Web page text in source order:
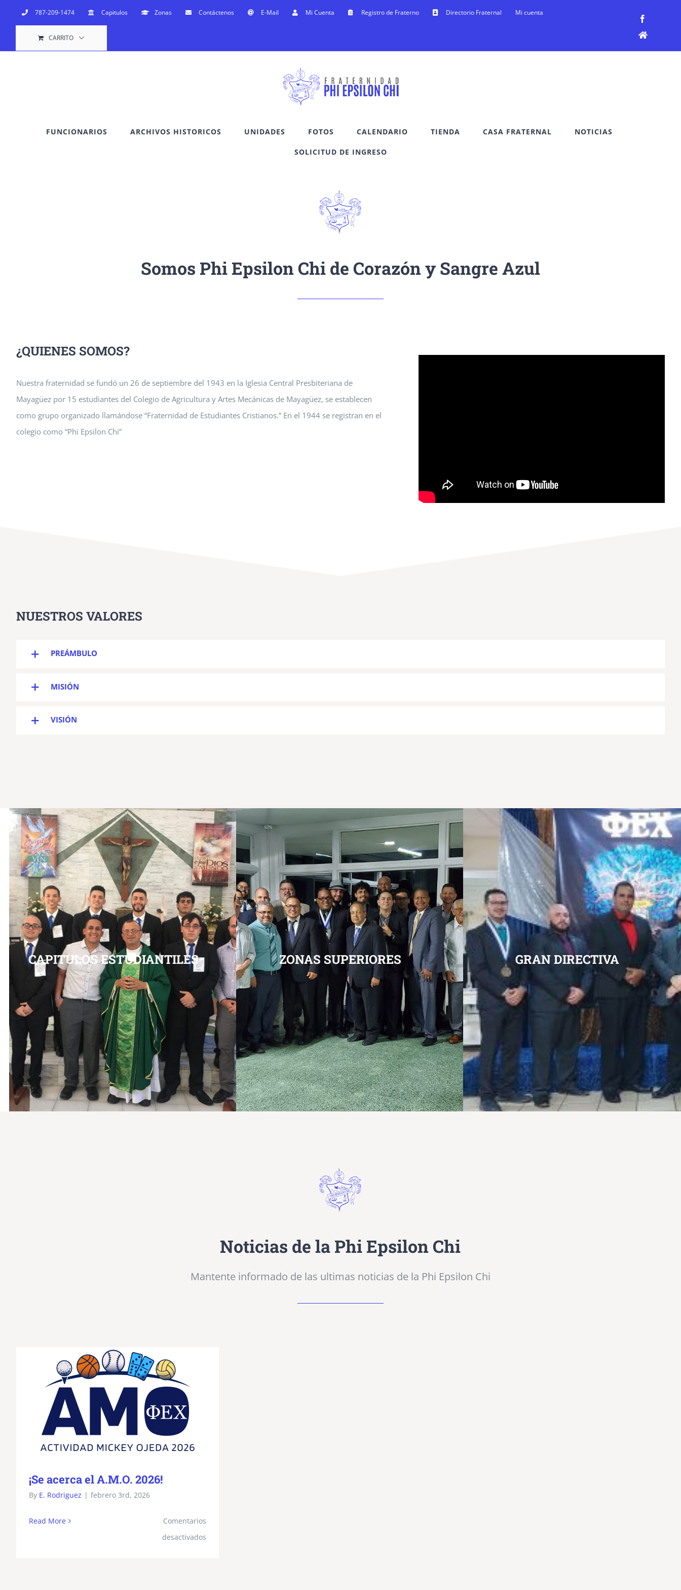
787-209-1474 Capitulos Zonas Contáctenos E-Mail Mi Cuenta Registro de Fraterno Directorio Fraternal Mi cuenta
CARRITO
Facebook
FUNCIONARIOS ARCHIVOS HISTORICOS UNIDADES FOTOS CALENDARIO TIENDA CASA FRATERNAL NOTICIAS
SOLICITUD DE INGRESO
Somos Phi Epsilon Chi de Corazón y Sangre Azul
¿QUIENES SOMOS?
Nuestra fraternidad se fundó un 26 de septiembre del 1943 en la Iglesia Central Presbiteriana de
Mayagüez por 15 estudiantes del Colegio de Agricultura y Artes Mecánicas de Mayagüez, se establecen
como grupo organizado llamándose “Fraternidad de Estudiantes Cristianos.” En el 1944 se registran en el
colegio como “Phi Epsilon Chi”
NUESTROS VALORES
PREÁMBULO
MISIÓN
VISIÓN
CAPITULOS ESTUDIANTILES ZONAS SUPERIORES GRAN DIRECTIVA
Noticias de la Phi Epsilon Chi
Mantente informado de las ultimas noticias de la Phi Epsilon Chi
¡Se acerca el A.M.O. 2026!
By E. Rodriguez | febrero 3rd, 2026
Read More
Comentarios
desactivados